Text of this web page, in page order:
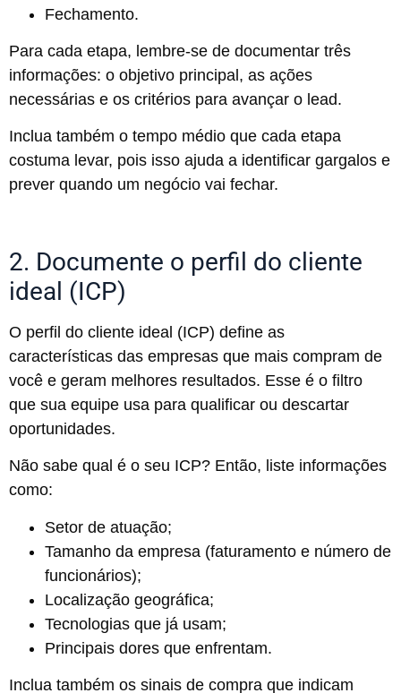
Fechamento.
Para cada etapa, lembre-se de documentar três
informações: o objetivo principal, as ações
necessárias e os critérios para avançar o lead.
Inclua também o tempo médio que cada etapa
costuma levar, pois isso ajuda a identificar gargalos e
prever quando um negócio vai fechar.
2. Documente o perfil do cliente
ideal (ICP)
O perfil do cliente ideal (ICP) define as
características das empresas que mais compram de
você e geram melhores resultados. Esse é o filtro
que sua equipe usa para qualificar ou descartar
oportunidades.
Não sabe qual é o seu ICP? Então, liste informações
como:
Setor de atuação;
Tamanho da empresa (faturamento e número de
funcionários);
Localização geográfica;
Tecnologias que já usam;
Principais dores que enfrentam.
Inclua também os sinais de compra que indicam